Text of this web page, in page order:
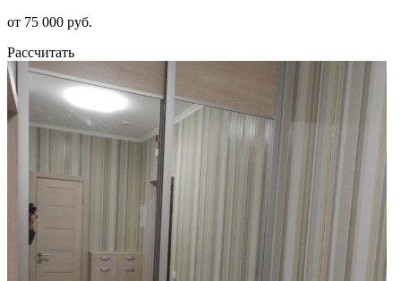
от 75 000 руб.
Рассчитать